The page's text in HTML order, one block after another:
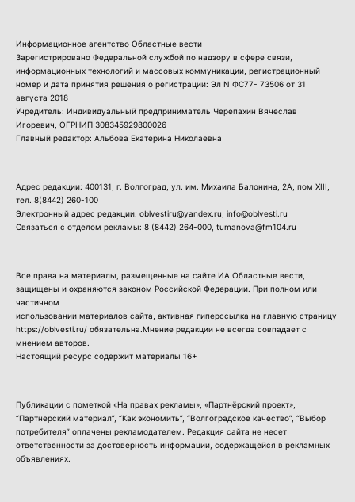
Информационное агентство Областные вести
Зарегистрировано Федеральной службой по надзору в сфере связи,
информационных технологий и массовых коммуникации, регистрационный
номер и дата принятия решения о регистрации: Эл N ФС77- 73506 от 31
августа 2018
Учредитель: Индивидуальный предприниматель Черепахин Вячеслав
Игоревич, ОГРНИП 308345929800026
Главный редактор: Альбова Екатерина Николаевна
Адрес редакции: 400131, г. Волгоград, ул. им. Михаила Балонина, 2А, пом XIII,
тел. 8(8442) 260-100
Электронный адрес редакции: oblvestiru@yandex.ru, info@oblvesti.ru
Связаться с отделом рекламы: 8 (8442) 264-000 , tumanova@fm104.ru
Все права на материалы, размещенные на сайте ИА Областные вести,
защищены и охраняются законом Российской Федерации. При полном или
частичном
использовании материалов сайта, активная гиперссылка на главную страницу
https://oblvesti.ru/ обязательна.Мнение редакции не всегда совпадает с
мнением авторов.
Настоящий ресурс содержит материалы 16+
Публикации с пометкой «На правах рекламы», «Партнёрский проект»,
“Партнерский материал”, “Как экономить”, “Волгоградское качество”, “Выбор
потребителя” оплачены рекламодателем. Редакция сайта не несет
ответственности за достоверность информации, содержащейся в рекламных
объявлениях.